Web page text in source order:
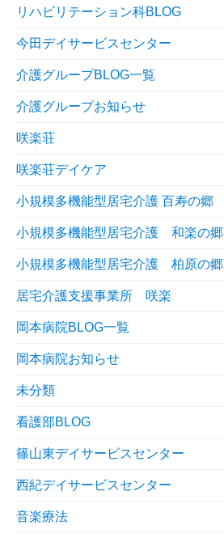
リハビリテーション科BLOG
今田デイサービスセンター
介護グループBLOG一覧
介護グループお知らせ
咲楽荘
咲楽荘デイケア
小規模多機能型居宅介護 百寿の郷
小規模多機能型居宅介護 和楽の郷
小規模多機能型居宅介護 柏原の郷
居宅介護支援事業所 咲楽
岡本病院BLOG一覧
岡本病院お知らせ
未分類
看護部BLOG
篠山東デイサービスセンター
西紀デイサービスセンター
音楽療法